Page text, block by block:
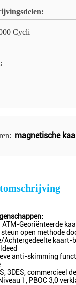
Cycli
magnetische
ATM-Georiënteerde
steun open methode
Achtergedeelte
anti-skimming
3DES, commercieel
1, PBOC 3,0